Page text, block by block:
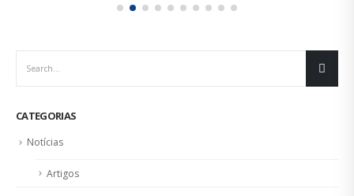
CATEGORIAS
Notícias
Artigos